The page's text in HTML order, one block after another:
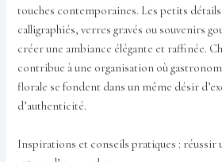
touches contemporaines. Les petits
calligraphiés, verres gravés ou souvenirs
créer une ambiance élégante et raffinée.
contribue à une organisation où
florale se fondent dans un même désir
d’authenticité.
Inspirations et conseils pratiques : réussir